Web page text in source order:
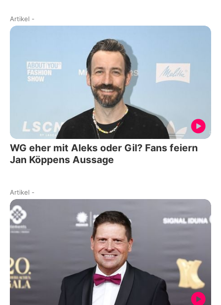
Artikel -
WG eher mit Aleks oder Gil? Fans feiern
Jan Köppens Aussage
Artikel -